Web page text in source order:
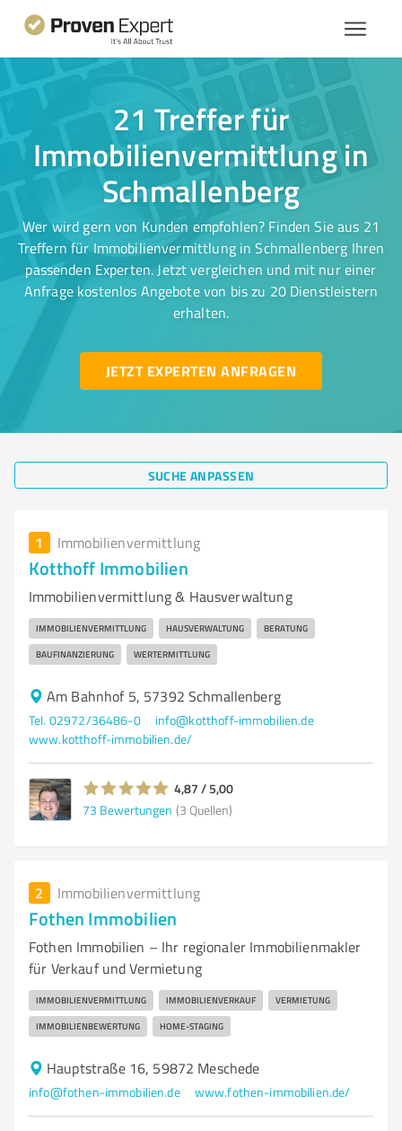
21 Treffer für
Immobilienvermittlung in
Schmallenberg
Wer wird gern von Kunden empfohlen? Finden Sie aus 21
Treffern für Immobilienvermittlung in Schmallenberg Ihren
passenden Experten. Jetzt vergleichen und mit nur einer
Anfrage kostenlos Angebote von bis zu 20 Dienstleistern
erhalten.
JETZT EXPERTEN ANFRAGEN
SUCHE ANPASSEN
1 Immobilienvermittlung
Kotthoff Immobilien
Immobilienvermittlung & Hausverwaltung
IMMOBILIENVERMITTLUNG HAUSVERWALTUNG BERATUNG
BAUFINANZIERUNG WERTERMITTLUNG
Am Bahnhof 5, 57392 Schmallenberg
Tel. 02972/36486-0
info@kotthoff-immobilien.de
www.kotthoff-immobilien.de/
4,87 / 5,00
73 Bewertungen (3 Quellen)
2 Immobilienvermittlung
Fothen Immobilien
Fothen Immobilien – Ihr regionaler Immobilienmakler
für Verkauf und Vermietung
IMMOBILIENVERMITTLUNG IMMOBILIENVERKAUF VERMIETUNG
IMMOBILIENBEWERTUNG HOME-STAGING
Hauptstraße 16, 59872 Meschede
info@fothen-immobilien.de www.fothen-immobilien.de/